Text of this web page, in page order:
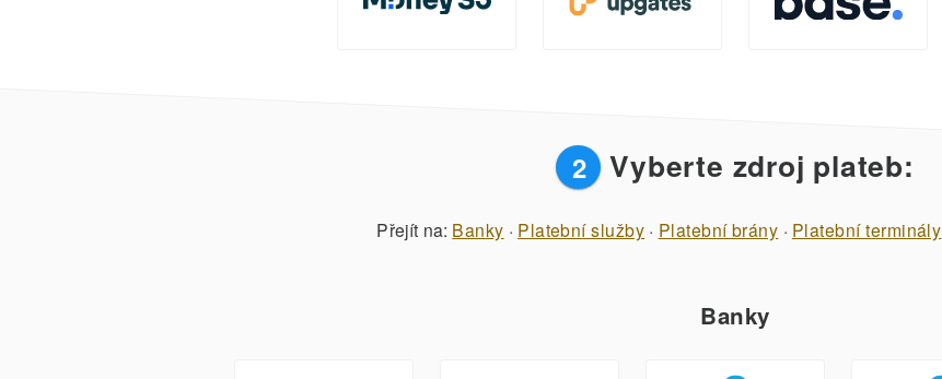
2 Vyberte zdroj plateb:
Přejít na: Banky · Platební služby · Platební brány · Platební terminály
Banky